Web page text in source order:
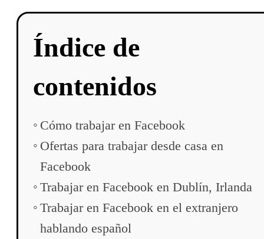
Índice de
contenidos
Cómo trabajar en Facebook
Ofertas para trabajar desde casa en
Facebook
Trabajar en Facebook en Dublín, Irlanda
Trabajar en Facebook en el extranjero
hablando español